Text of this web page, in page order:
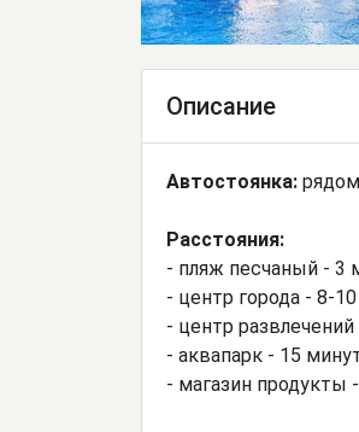
Описание
Автостоянка:
Расстояния:
- пляж песчаный - 3
- центр города - 8-
- центр
- аквапарк - 15
- магазин продукты